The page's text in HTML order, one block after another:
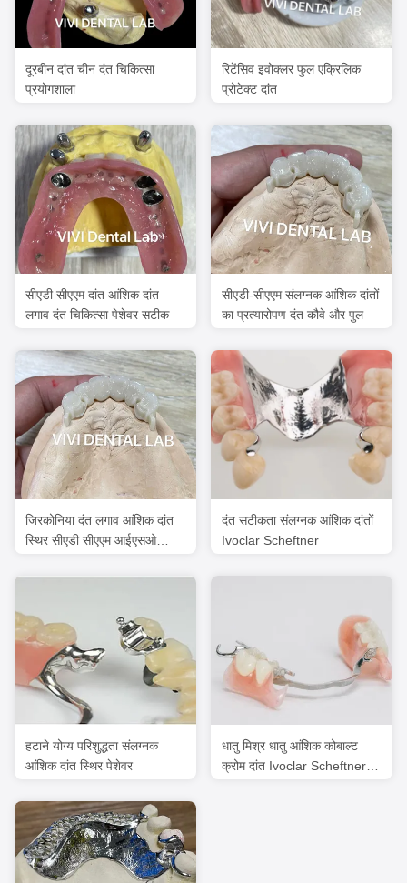
दूरबीन दांत चीन दंत चिकित्सा
प्रयोगशाला
रिटेंसिव इवोक्लर फुल एक्रिलिक
प्रोटेक्ट दांत
सीएडी सीएएम दांत आंशिक दांत
लगाव दंत चिकित्सा पेशेवर सटीक
सीएडी-सीएएम संलग्नक आंशिक दांतों
का प्रत्यारोपण दंत कौवे और पुल
जिरकोनिया दंत लगाव आंशिक दांत
स्थिर सीएडी सीएएम आईएसओ
दंत सटीकता संलग्नक आंशिक दांतों
Ivoclar Scheftner
हटाने योग्य परिशुद्धता संलग्नक
आंशिक दांत स्थिर पेशेवर
धातु मिश्र धातु आंशिक कोबाल्ट
क्रोम दांत Ivoclar Scheftner